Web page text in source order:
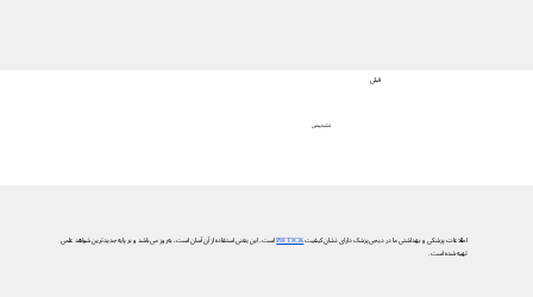
تشخیص
قبلی
اطلاعات پزشکی و بهداشتی ما در دیجی‌پزشک دارای نشان کیفیتPIF TICKاست. این یعنی استفاده از آن آسان است، به‌روز می‌باشد و بر پایه جدیدترین شواهد علمی
تهیه شده است.